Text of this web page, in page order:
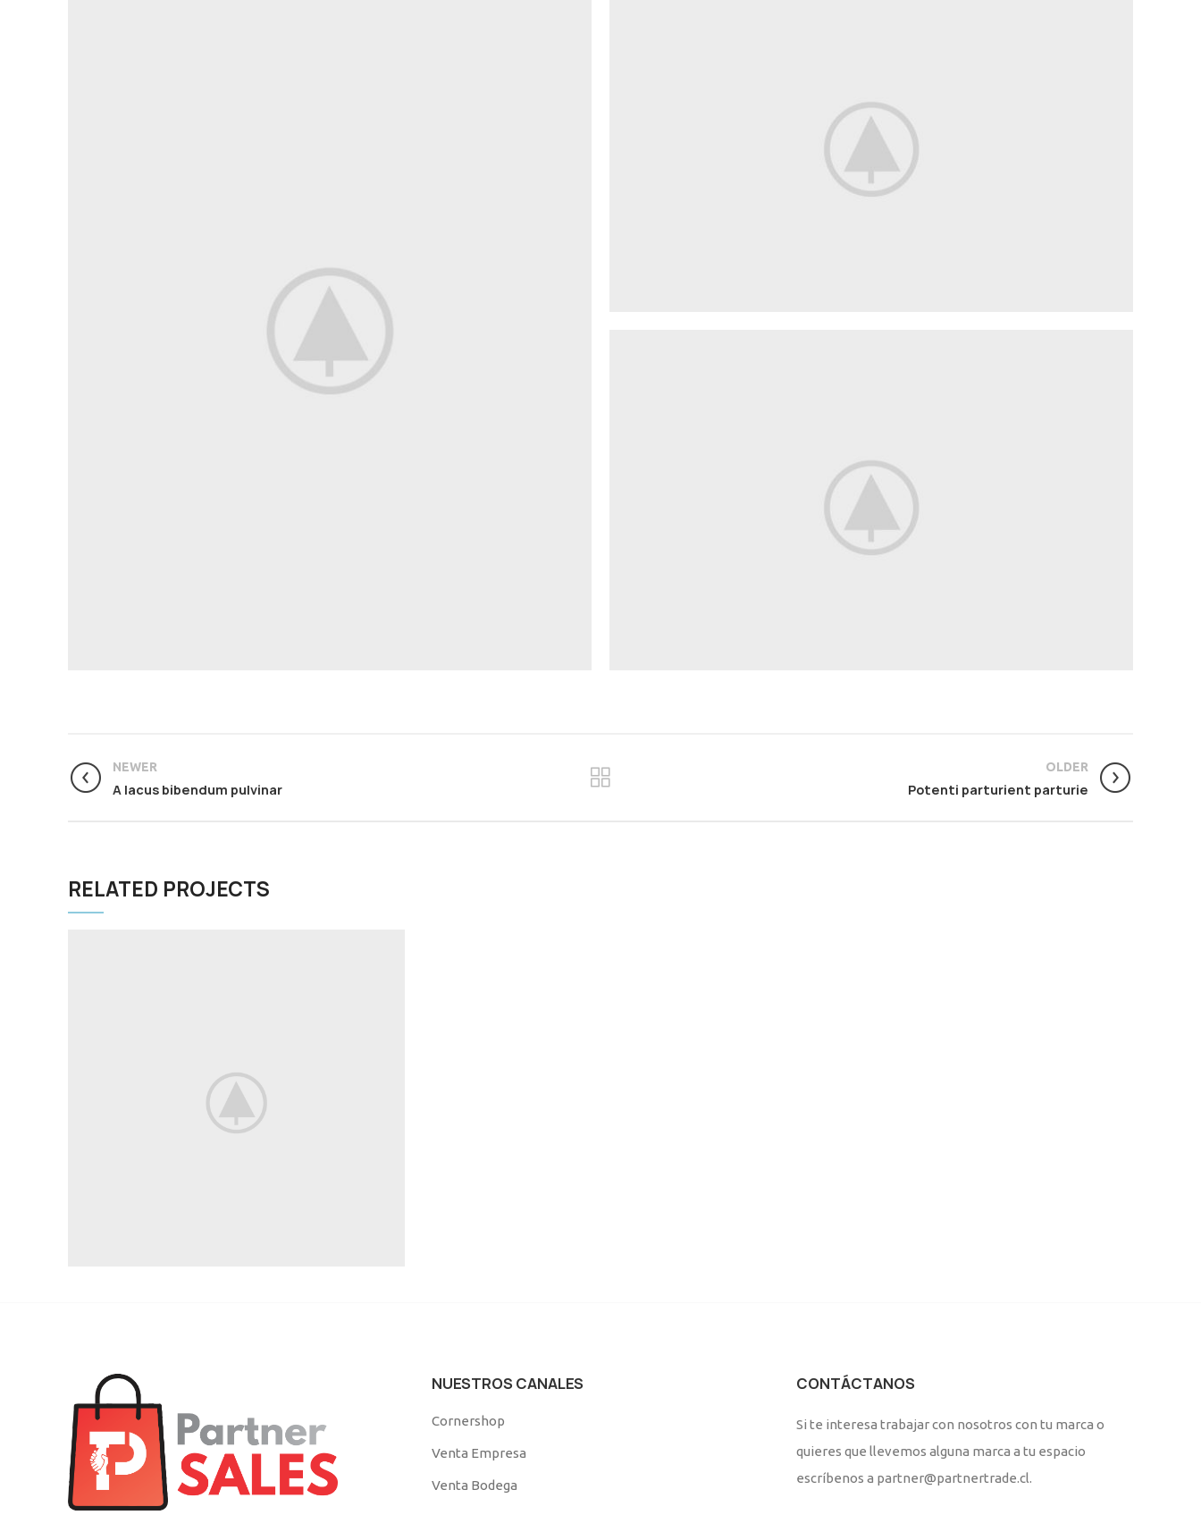
NEWER
A lacus bibendum pulvinar
OLDER
Potenti parturient parturie
RELATED PROJECTS
NUESTROS CANALES
Cornershop
Venta Empresa
Venta Bodega
CONTÁCTANOS
Si te interesa trabajar con nosotros con tu marca o
quieres que llevemos alguna marca a tu espacio
escríbenos a partner@partnertrade.cl.